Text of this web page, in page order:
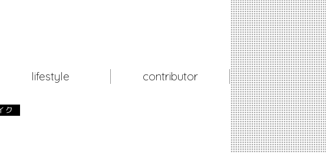
lifestyle contributor
ク